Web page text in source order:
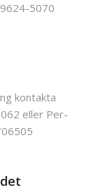
5070
kontakta
eller Per-